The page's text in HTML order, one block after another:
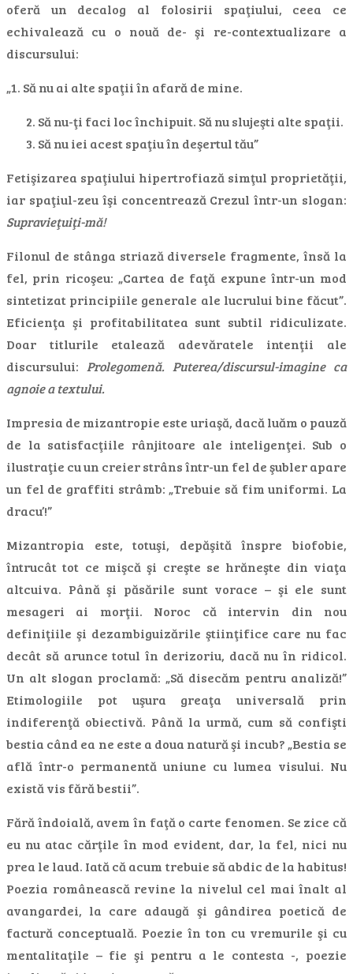
oferă un decalog al folosirii spaţiului, ceea ce
echivalează cu o nouă de- şi re-contextualizare a
discursului:
„1. Să nu ai alte spaţii în afară de mine.
Să nu-ţi faci loc închipuit. Să nu slujeşti alte spaţii.
Să nu iei acest spaţiu în deşertul tău”
Fetişizarea spaţiului hipertrofiază simţul proprietăţii,
iar spaţiul-zeu îşi concentrează Crezul într-un slogan:
Supravieţuiţi-mă!
Filonul de stânga striază diversele fragmente, însă la
fel, prin ricoşeu: „Cartea de faţă expune într-un mod
sintetizat principiile generale ale lucrului bine făcut”.
Eficienţa şi profitabilitatea sunt subtil ridiculizate.
Doar titlurile etalează adevăratele intenţii ale
discursului: Prolegomenă. Puterea/discursul-imagine ca
agnoie a textului.
Impresia de mizantropie este uriaşă, dacă luăm o pauză
de la satisfacţiile rânjitoare ale inteligenţei. Sub o
ilustraţie cu un creier strâns într-un fel de şubler apare
un fel de graffiti strâmb: „Trebuie să fim uniformi. La
dracu’!”
Mizantropia este, totuşi, depăşită înspre biofobie,
întrucât tot ce mişcă şi creşte se hrăneşte din viaţa
altcuiva. Până şi păsările sunt vorace – şi ele sunt
mesageri ai morţii. Noroc că intervin din nou
definiţiile şi dezambiguizările ştiinţifice care nu fac
decât să arunce totul în derizoriu, dacă nu în ridicol.
Un alt slogan proclamă: „Să disecăm pentru analiză!”
Etimologiile pot uşura greaţa universală prin
indiferenţă obiectivă. Până la urmă, cum să confişti
bestia când ea ne este a doua natură şi incub? „Bestia se
află într-o permanentă uniune cu lumea visului. Nu
există vis fără bestii”.
Fără îndoială, avem în faţă o carte fenomen. Se zice că
eu nu atac cărţile în mod evident, dar, la fel, nici nu
prea le laud. Iată că acum trebuie să abdic de la habitus!
Poezia românească revine la nivelul cel mai înalt al
avangardei, la care adaugă şi gândirea poetică de
factură conceptuală. Poezie în ton cu vremurile şi cu
mentalitaţile – fie şi pentru a le contesta -, poezie